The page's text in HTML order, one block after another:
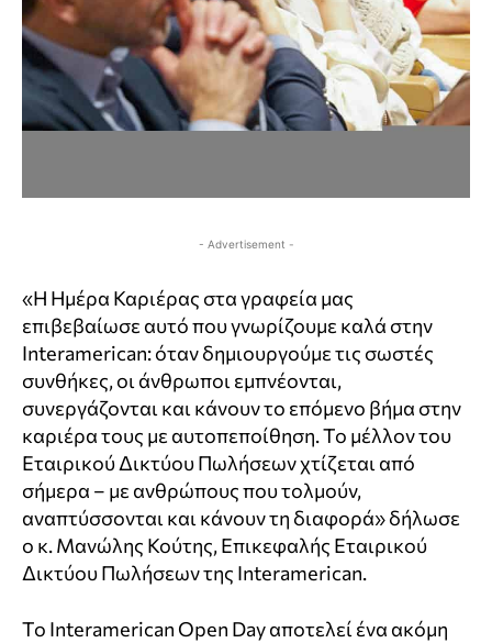
- Advertisement -
«Η Ημέρα Καριέρας στα γραφεία μας
επιβεβαίωσε αυτό που γνωρίζουμε καλά στην
Interamerican: όταν δημιουργούμε τις σωστές
συνθήκες, οι άνθρωποι εμπνέονται,
συνεργάζονται και κάνουν το επόμενο βήμα στην
καριέρα τους με αυτοπεποίθηση. Το μέλλον του
Εταιρικού Δικτύου Πωλήσεων χτίζεται από
σήμερα – με ανθρώπους που τολμούν,
αναπτύσσονται και κάνουν τη διαφορά» δήλωσε
ο κ. Μανώλης Κούτης, Επικεφαλής Εταιρικού
Δικτύου Πωλήσεων της Interamerican.
Το Interamerican Open Day αποτελεί ένα ακόμη